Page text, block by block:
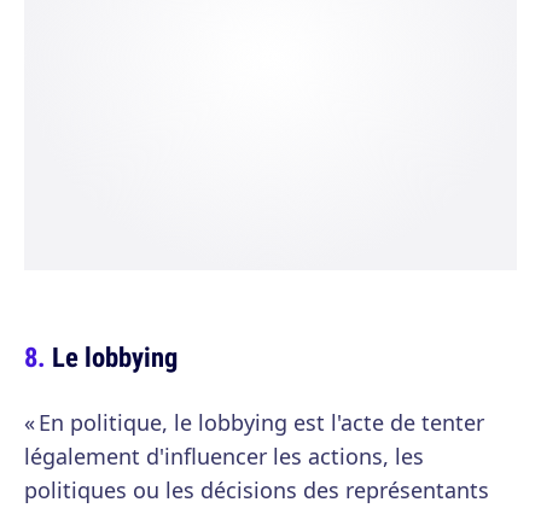
Le lobbying
« En politique, le lobbying est l'acte de tenter
légalement d'influencer les actions, les
politiques ou les décisions des représentants